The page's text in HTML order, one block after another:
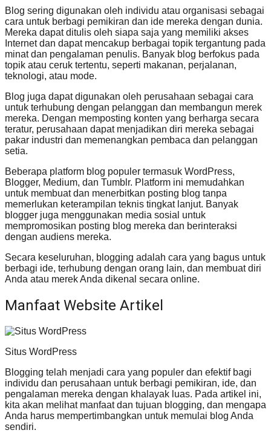
Blog sering digunakan oleh individu atau organisasi sebagai
cara untuk berbagi pemikiran dan ide mereka dengan dunia.
Mereka dapat ditulis oleh siapa saja yang memiliki akses
Internet dan dapat mencakup berbagai topik tergantung pada
minat dan pengalaman penulis. Banyak blog berfokus pada
topik atau ceruk tertentu, seperti makanan, perjalanan,
teknologi, atau mode.
Blog juga dapat digunakan oleh perusahaan sebagai cara
untuk terhubung dengan pelanggan dan membangun merek
mereka. Dengan memposting konten yang berharga secara
teratur, perusahaan dapat menjadikan diri mereka sebagai
pakar industri dan memenangkan pembaca dan pelanggan
setia.
Beberapa platform blog populer termasuk WordPress,
Blogger, Medium, dan Tumblr. Platform ini memudahkan
untuk membuat dan menerbitkan posting blog tanpa
memerlukan keterampilan teknis tingkat lanjut. Banyak
blogger juga menggunakan media sosial untuk
mempromosikan posting blog mereka dan berinteraksi
dengan audiens mereka.
Secara keseluruhan, blogging adalah cara yang bagus untuk
berbagi ide, terhubung dengan orang lain, dan membuat diri
Anda atau merek Anda dikenal secara online.
Manfaat Website Artikel
Situs WordPress
Blogging telah menjadi cara yang populer dan efektif bagi
individu dan perusahaan untuk berbagi pemikiran, ide, dan
pengalaman mereka dengan khalayak luas. Pada artikel ini,
kita akan melihat manfaat dan tujuan blogging, dan mengapa
Anda harus mempertimbangkan untuk memulai blog Anda
sendiri.